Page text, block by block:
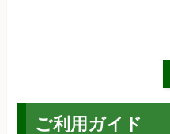
ご利用ガイド